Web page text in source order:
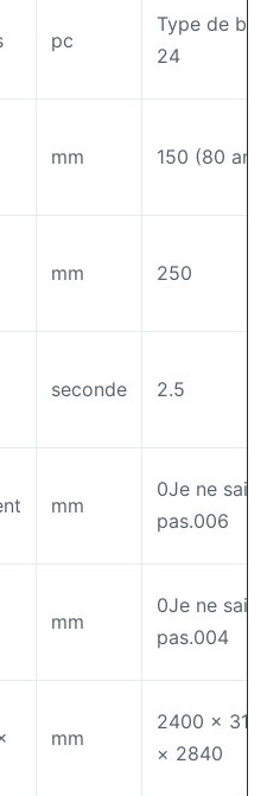
pc
Type de
24
mm 150 (80
mm 250
seconde 2.5
mm
0Je ne sais
pas.006
mm
0Je ne sais
pas.004
mm
2400 ×
× 2840